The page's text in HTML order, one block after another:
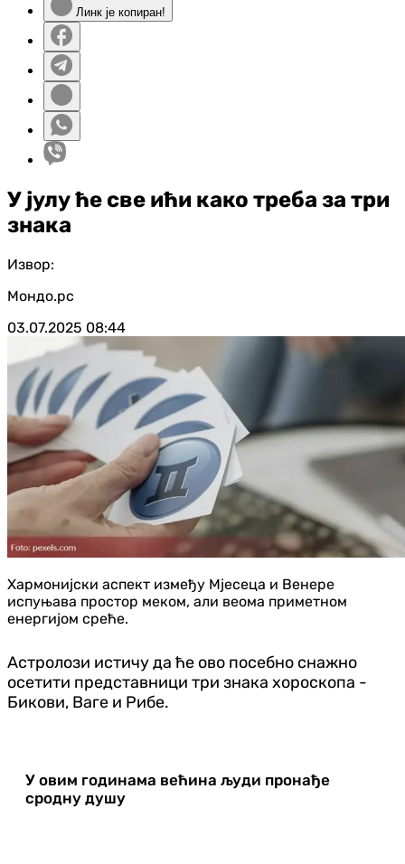
Линк је копиран!
У јулу ће све ићи како треба за три
знака
Извор:
Мондо.рс
03.07.2025 08:44
Хармонијски аспект између Мјесеца и Венере
испуњава простор меком, али веома приметном
енергијом среће.
Астролози истичу да ће ово посебно снажно
осетити представници три знака хороскопа -
Бикови, Ваге и Рибе.
У овим годинама већина људи пронађе
сродну душу